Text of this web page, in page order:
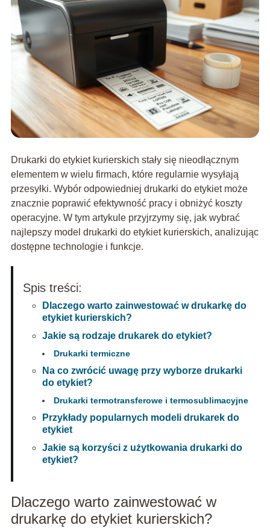
Drukarki do etykiet kurierskich stały się nieodłącznym
elementem w wielu firmach, które regularnie wysyłają
przesyłki. Wybór odpowiedniej drukarki do etykiet może
znacznie poprawić efektywność pracy i obniżyć koszty
operacyjne. W tym artykule przyjrzymy się, jak wybrać
najlepszy model drukarki do etykiet kurierskich, analizując
dostępne technologie i funkcje.
Spis treści:
Dlaczego warto zainwestować w drukarkę do
etykiet kurierskich?
Jakie są rodzaje drukarek do etykiet?
Drukarki termiczne
Na co zwrócić uwagę przy wyborze drukarki
do etykiet?
Drukarki termotransferowe i termosublimacyjne
Przykłady popularnych modeli drukarek do
etykiet
Jakie są korzyści z użytkowania drukarki do
etykiet?
Dlaczego warto zainwestować w
drukarkę do etykiet kurierskich?